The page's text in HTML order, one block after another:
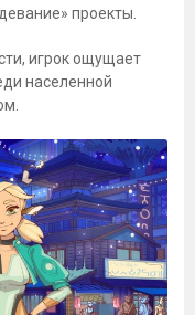
проекты.
игрок ощущает
населенной